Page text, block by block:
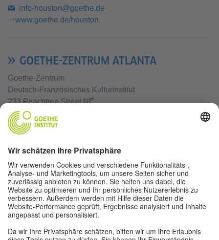
info-houston@goethe.de
www.goethe.de/houston
GOETHE-ZENTRUM ATLANTA
Goethe-Zentrum
Deutsch-Französisches Kulturinstitut
233 Peachtree Street NE
Suite 100
Atlanta, GA 30303
+1 404 892-2388
http://www.goethe.de/atlanta